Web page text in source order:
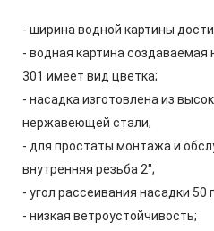
- ширина водной картины
- водная картина создаваемая
301 имеет вид цветка;
- насадка изготовлена из
нержавеющей стали;
- для простаты монтажа и
внутренняя резьба 2";
- угол рассеивания насадки 50
- низкая ветроустойчивость;